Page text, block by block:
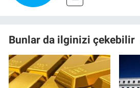
Bunlar da ilginizi çekebilir